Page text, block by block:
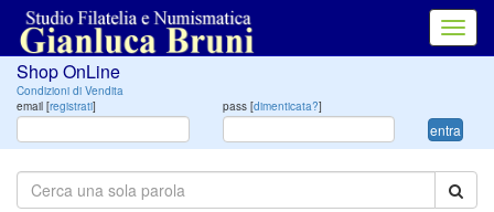
Shop OnLine
Condizioni di Vendita
email [registrati] pass [dimenticata?]
entra